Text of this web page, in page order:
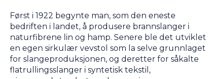
Først i 1922 begynte man, som den eneste
bedriften i landet, å produsere brannslanger i
naturfibrene lin og hamp. Senere ble det utviklet
en egen sirkulær vevstol som la selve grunnlaget
for slangeproduksjonen, og deretter for såkalte
flatrullingsslanger i syntetisk tekstil,